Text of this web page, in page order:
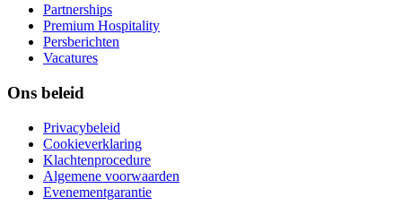
Partnerships
Premium Hospitality
Persberichten
Vacatures
Ons beleid
Privacybeleid
Cookieverklaring
Klachtenprocedure
Algemene voorwaarden
Evenementgarantie